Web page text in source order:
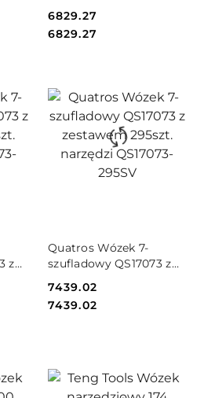
narzędzi QS17072-
236SV
Cena:
6829.27
Cena:
6829.27
z
Quatros Wózek 7-
szufladowy QS17073 z
narzędzi QS17073-
295SV
Cena:
7439.02
Cena:
7439.02
DO KOSZYKA